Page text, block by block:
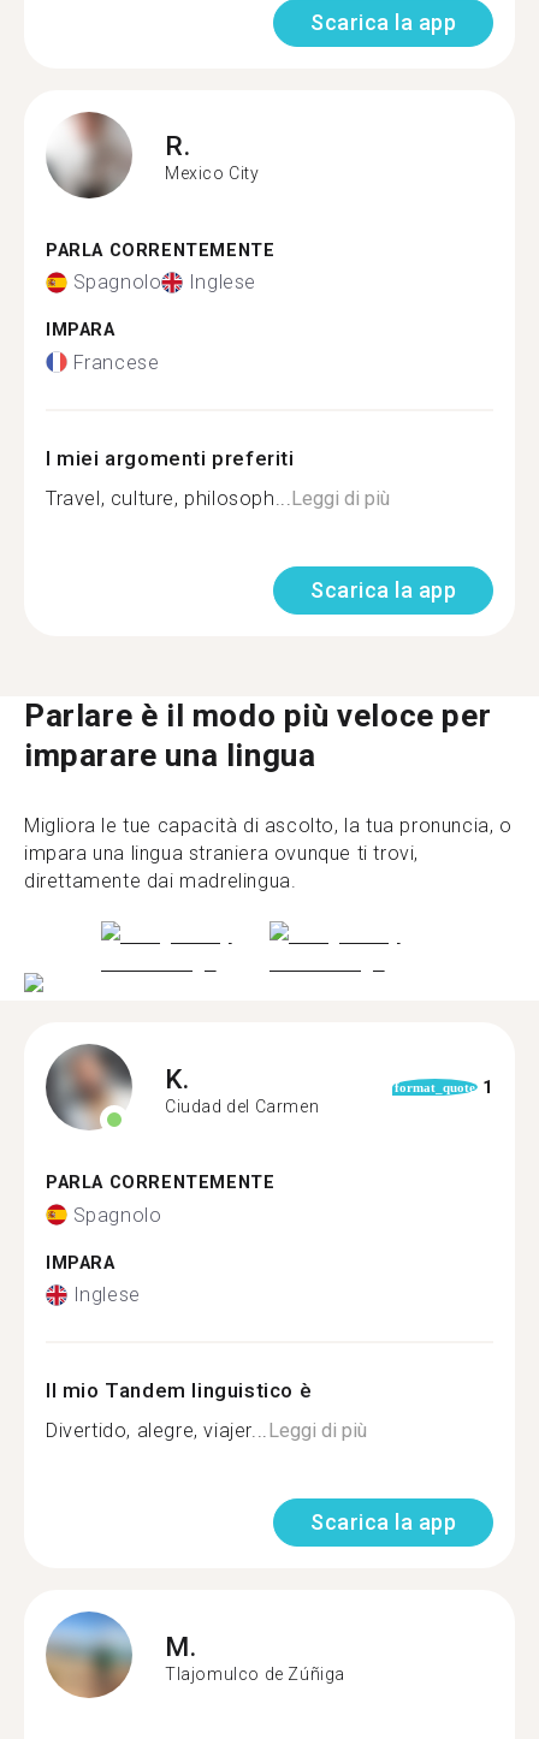
Scarica la app
R.
Mexico City
PARLA CORRENTEMENTE
Spagnolo Inglese
IMPARA
Francese
I miei argomenti preferiti
Travel, culture, philosoph... Leggi di più
Scarica la app
Parlare è il modo più veloce per
imparare una lingua
Migliora le tue capacità di ascolto, la tua pronuncia, o
impara una lingua straniera ovunque ti trovi,
direttamente dai madrelingua.
K.
Ciudad del Carmen
format_quote 1
PARLA CORRENTEMENTE
Spagnolo
IMPARA
Inglese
Il mio Tandem linguistico è
Divertido, alegre, viajer...Leggi di più
Scarica la app
M.
Tlajomulco de Zúñiga